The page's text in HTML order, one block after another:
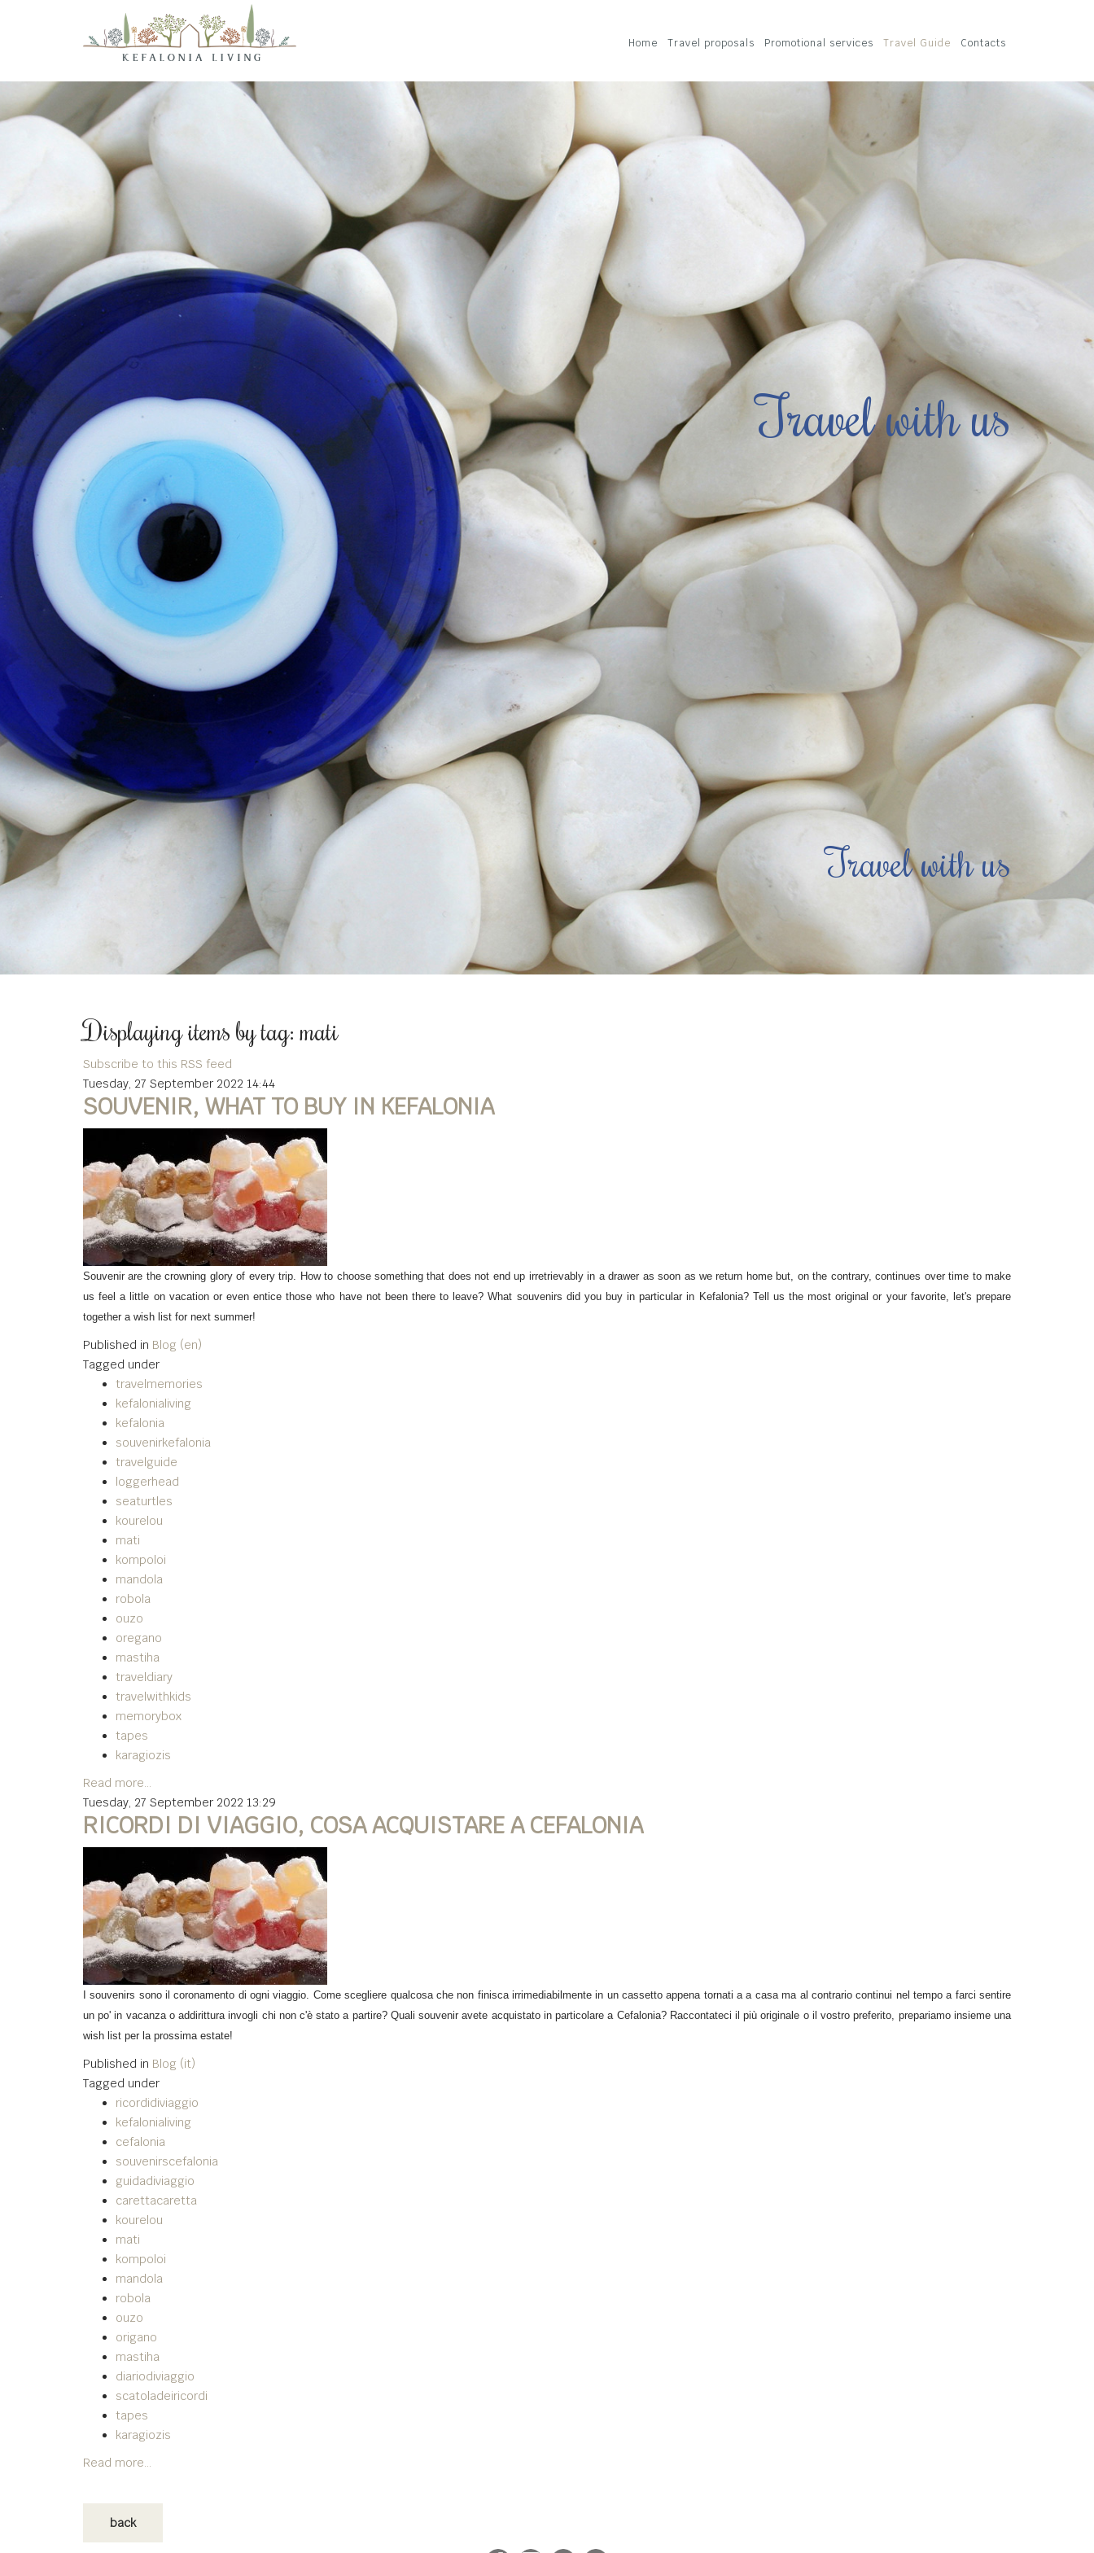
Home Travel proposals Promotional services Travel Guide Contacts
Travel with us
Travel with us
Displaying items by tag: mati
Subscribe to this RSS feed
Tuesday, 27 September 2022 14:44
SOUVENIR, WHAT TO BUY IN KEFALONIA
Souvenir are the crowning glory of every trip. How to choose something that does not end up irretrievably in a drawer as soon as we return home but, on the contrary, continues over time to make
us feel a little on vacation or even entice those who have not been there to leave? What souvenirs did you buy in particular in Kefalonia? Tell us the most original or your favorite, let's prepare
together a wish list for next summer!
Published in Blog (en)
Tagged under
travelmemories
kefalonialiving
kefalonia
souvenirkefalonia
travelguide
loggerhead
seaturtles
kourelou
mati
kompoloi
mandola
robola
ouzo
oregano
mastiha
traveldiary
travelwithkids
memorybox
tapes
karagiozis
Read more...
Tuesday, 27 September 2022 13:29
RICORDI DI VIAGGIO, COSA ACQUISTARE A CEFALONIA
I souvenirs sono il coronamento di ogni viaggio. Come scegliere qualcosa che non finisca irrimediabilmente in un cassetto appena tornati a a casa ma al contrario continui nel tempo a farci sentire
un po' in vacanza o addirittura invogli chi non c'è stato a partire? Quali souvenir avete acquistato in particolare a Cefalonia? Raccontateci il più originale o il vostro preferito, prepariamo insieme una
wish list per la prossima estate!
Published in Blog (it)
Tagged under
ricordidiviaggio
kefalonialiving
cefalonia
souvenirscefalonia
guidadiviaggio
carettacaretta
kourelou
mati
kompoloi
mandola
robola
ouzo
origano
mastiha
diariodiviaggio
scatoladeiricordi
tapes
karagiozis
Read more...
back